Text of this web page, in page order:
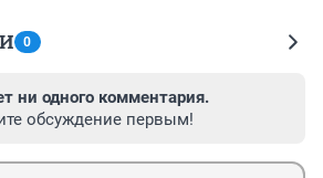
0
ни одного комментария.
обсуждение первым!